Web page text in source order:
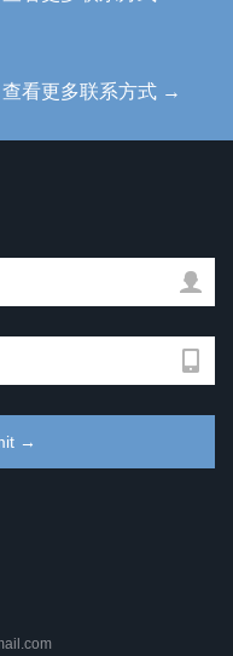
看更多联系方式 →